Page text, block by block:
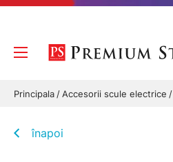
Principala Accesorii scule electrice
înapoi